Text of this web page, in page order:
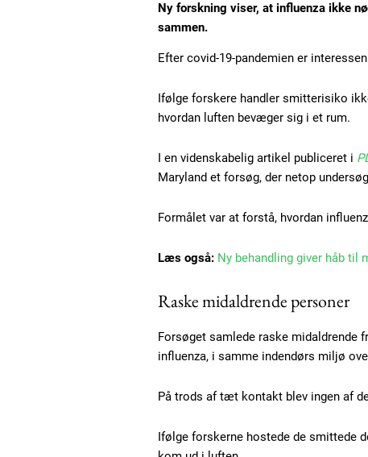
Free limited access
Ny forskning viser, at influenza ikke
sammen.
Efter covid-19-pandemien er
Ifølge forskere handler smitterisiko
hvordan luften bevæger sig i et rum.
I en videnskabelig artikel publiceret i
Maryland et forsøg, der netop
Formålet var at forstå, hvordan
Læs også: Ny behandling giver håb til
Raske midaldrende personer
Forsøget samlede raske midaldrende
influenza, i samme indendørs miljø
På trods af tæt kontakt blev ingen af
Ifølge forskerne hostede de smittede